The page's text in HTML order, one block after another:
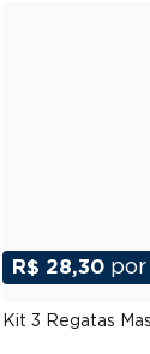
R$ 28,30 por
Kit 3 Regatas